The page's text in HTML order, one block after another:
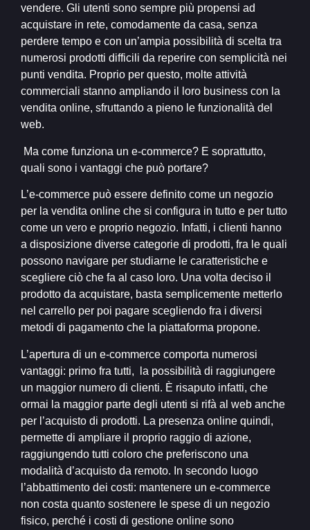
vendere. Gli utenti sono sempre più propensi ad
acquistare in rete, comodamente da casa, senza
perdere tempo e con un’ampia possibilità di scelta tra
numerosi prodotti difficili da reperire con semplicità nei
punti vendita. Proprio per questo, molte attività
commerciali stanno ampliando il loro business con la
vendita online, sfruttando a pieno le funzionalità del
web.
Ma come funziona un e-commerce? E soprattutto,
quali sono i vantaggi che può portare?
L’e-commerce può essere definito come un negozio
per la vendita online che si configura in tutto e per tutto
come un vero e proprio negozio. Infatti, i clienti hanno
a disposizione diverse categorie di prodotti, fra le quali
possono navigare per studiarne le caratteristiche e
scegliere ciò che fa al caso loro. Una volta deciso il
prodotto da acquistare, basta semplicemente metterlo
nel carrello per poi pagare scegliendo fra i diversi
metodi di pagamento che la piattaforma propone.
L’apertura di un e-commerce comporta numerosi
vantaggi: primo fra tutti, la possibilità di raggiungere
un maggior numero di clienti. È risaputo infatti, che
ormai la maggior parte degli utenti si rifà al web anche
per l’acquisto di prodotti. La presenza online quindi,
permette di ampliare il proprio raggio di azione,
raggiungendo tutti coloro che preferiscono una
modalità d’acquisto da remoto. In secondo luogo
l’abbattimento dei costi: mantenere un e-commerce
non costa quanto sostenere le spese di un negozio
fisico, perché i costi di gestione online sono